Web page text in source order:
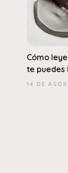
Cómo
te puedes
14 DE